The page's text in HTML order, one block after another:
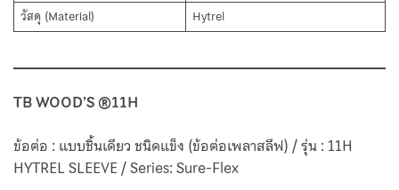
วัสดุ (Material)
Hytrel
TB WOOD’S ®11H
ข้อต่อ : แบบชิ้นเดียว ชนิดแข็ง (ข้อต่อเพลาสลีฟ) / รุ่น : 11H
HYTREL SLEEVE / Series: Sure-Flex